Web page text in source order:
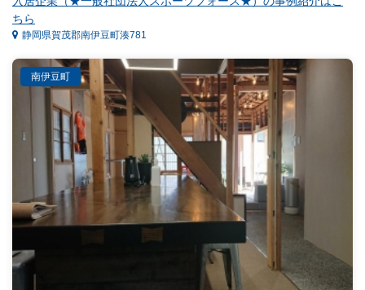
ちら
静岡県賀茂郡南伊豆町湊781
南伊豆町